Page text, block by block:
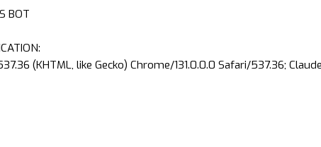
BOT
(KHTML, like Gecko) Chrome/131.0.0.0 Safari/537.36;